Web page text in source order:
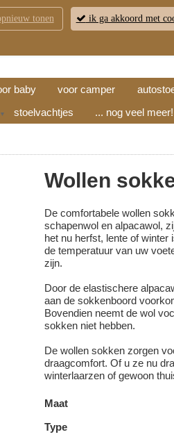
CONTACT OPENINGSTIJDEN
baby voor camper
▼ stoelvachtjes ... nog veel meer!
Wollen
De comfortabele wollen
schapenwol en alpacawol,
het nu herfst, lente of winter
de temperatuur van uw
zijn.
Door de elastischere
aan de sokkenboord
Bovendien neemt de wol
sokken niet hebben.
De wollen sokken zorgen
draagcomfort. Of u ze nu
winterlaarzen of gewoon
Maat
Type
tonen ik ga akkoord met